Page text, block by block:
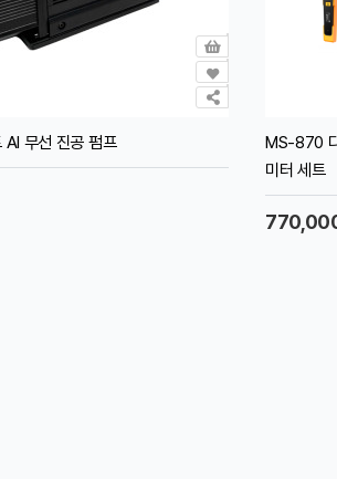
무선 진공 펌프
MS-870
미터 세트